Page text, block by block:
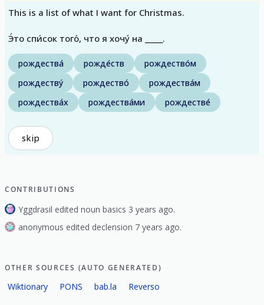
This is a list of what I want for Christmas.
Э́то спи́сок того́, что я хочу́ на _____.
рождества́ рожде́ств
рождество́м
рождеству́
рождество́
рождества́м
рождества́х
рождества́ми рождестве́
skip
CONTRIBUTIONS
Yggdrasil edited noun basics 3 years ago.
anonymous edited declension 7 years ago.
OTHER SOURCES (AUTO GENERATED)
Wiktionary PONS bab.la Reverso